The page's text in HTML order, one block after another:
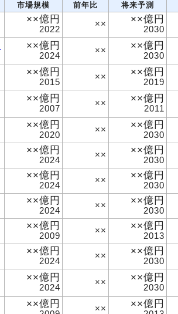
市場規模 前年比 将来予測
××億円
2022
×× ××億円
2030
××億円
2024
×× ××億円
2030
××億円
2015
×× ××億円
2019
××億円
2007
×× ××億円
2011
××億円
2020
×× ××億円
2030
××億円
2024
×× ××億円
2030
××億円
2024
×× ××億円
2030
××億円
2024
×× ××億円
2030
××億円
2009
×× ××億円
2013
××億円
2024
×× ××億円
2030
××億円
2024
×× ××億円
2030
××億円 ×× ××億円